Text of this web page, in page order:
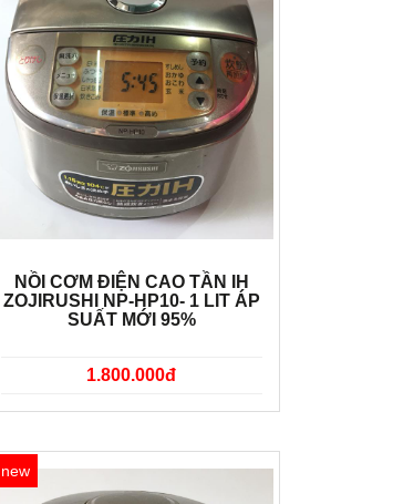
NỒI CƠM ĐIỆN CAO TẦN IH
ZOJIRUSHI NP-HP10- 1 LIT ÁP
SUẤT MỚI 95%
1.800.000đ
new